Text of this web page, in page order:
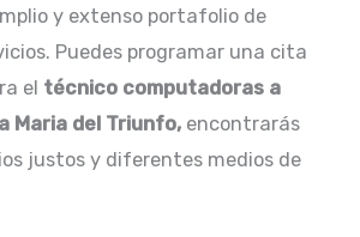
y extenso portafolio de
Puedes programar una cita
el técnico computadoras a
Maria del Triunfo, encontrarás
justos y diferentes medios de